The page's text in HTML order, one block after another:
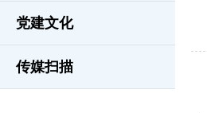
党建文化
传媒扫描